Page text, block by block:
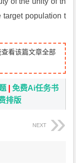
target population t
查看该篇文章全部
|免费Ai任务书
排版
NEXT